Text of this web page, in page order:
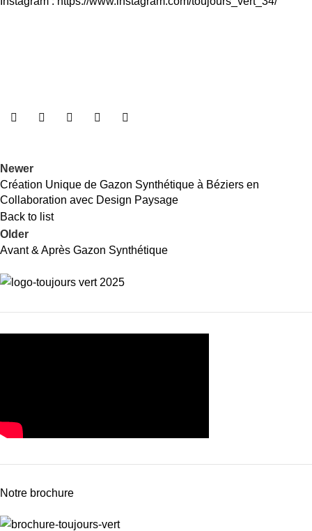
Newer
Création Unique de Gazon Synthétique à Béziers en
Collaboration avec Design Paysage
Back to list
Older
Avant & Après Gazon Synthétique
Notre brochure